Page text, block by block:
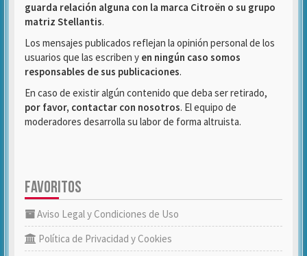
guarda relación alguna con la marca Citroën o su grupo
matriz Stellantis.
Los mensajes publicados reflejan la opinión personal de los
usuarios que las escriben y en ningún caso somos
responsables de sus publicaciones.
En caso de existir algún contenido que deba ser retirado,
por favor, contactar con nosotros. El equipo de
moderadores desarrolla su labor de forma altruista.
FAVORITOS
Aviso Legal y Condiciones de Uso
Política de Privacidad y Cookies